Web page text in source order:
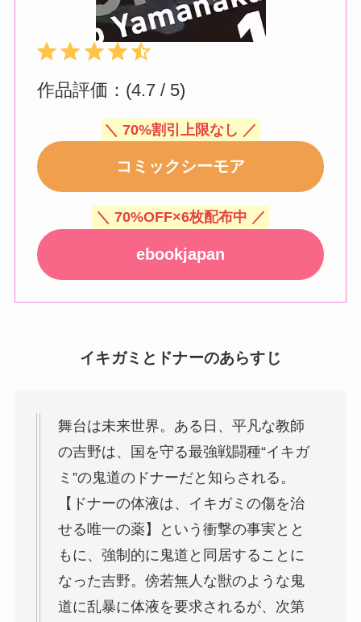
⭐⭐⭐⭐⭐ 評価 :4.5/5。
作品評価：(4.7 / 5)
＼ 70%割引上限なし ／
コミックシーモア
＼ 70%OFF×6枚配布中 ／
ebookjapan
イキガミとドナーのあらすじ
舞台は未来世界。ある日、平凡な教師
の吉野は、国を守る最強戦闘種“イキガ
ミ”の鬼道のドナーだと知らされる。
【ドナーの体液は、イキガミの傷を治
せる唯一の薬】という衝撃の事実とと
もに、強制的に鬼道と同居することに
なった吉野。傍若無人な獣のような鬼
道に乱暴に体液を要求されるが、次第